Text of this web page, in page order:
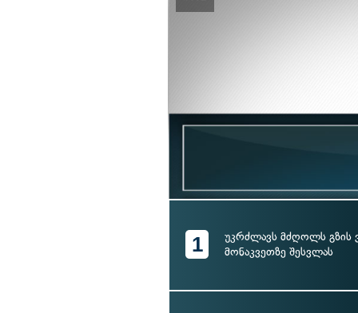
1
უკრძლავს მძღოლს გზის
მონაკვეთზე შესვლას